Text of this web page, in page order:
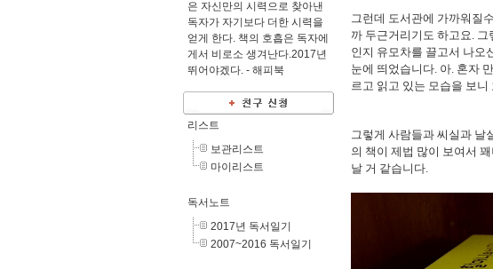
은 자신만의 시력으로 찾아낸
독자가 자기보다 더한 시력을
얻게 한다. 책의 호흡은 독자에
게서 비로소 생겨난다.2017년
뛰어야겠다. - 해피북
리스트
보관리스트
마이리스트
독서노트
2017년 독서일기
2007~2016 독서일기
그런데 도서관에 가까워질
까 두근거리기도 하고요.
인지 유모차를 끌고서 나오
눈에 띄었습니다. 아. 혼자
르고 읽고 있는 모습을 보
그렇게 사람들과 씨실과 날
의 책이 제법 많이 보여서
날 거 같습니다.